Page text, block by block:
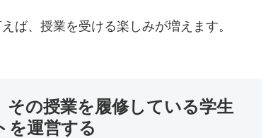
ば、授業を受ける楽しみが増えます。
その授業を履修している学生
を運営する